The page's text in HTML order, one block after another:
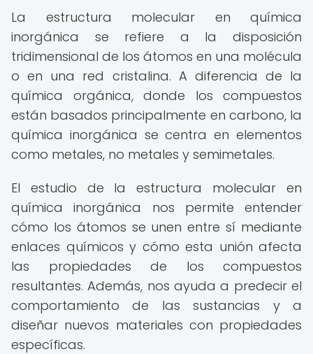
La estructura molecular en química
inorgánica se refiere a la disposición
tridimensional de los átomos en una molécula
o en una red cristalina. A diferencia de la
química orgánica, donde los compuestos
están basados principalmente en carbono, la
química inorgánica se centra en elementos
como metales, no metales y semimetales.
El estudio de la estructura molecular en
química inorgánica nos permite entender
cómo los átomos se unen entre sí mediante
enlaces químicos y cómo esta unión afecta
las propiedades de los compuestos
resultantes. Además, nos ayuda a predecir el
comportamiento de las sustancias y a
diseñar nuevos materiales con propiedades
específicas.